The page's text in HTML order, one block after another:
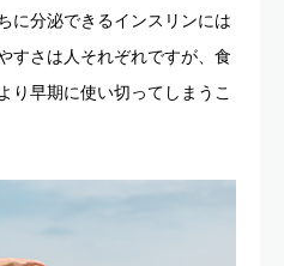
に分泌できるインスリンには
すさは人それぞれですが、食
り早期に使い切ってしまうこ